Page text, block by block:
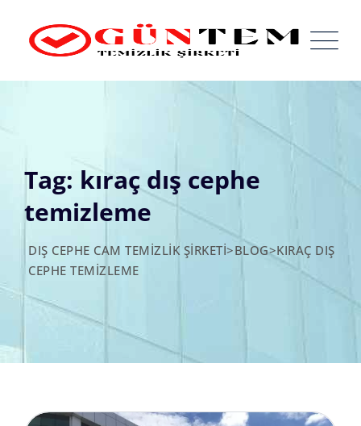
content
Tag: kıraç dış cephe
temizleme
DIŞ CEPHE CAM TEMIZLIK ŞIRKETI>BLOG>KIRAÇ DIŞ
CEPHE TEMIZLEME